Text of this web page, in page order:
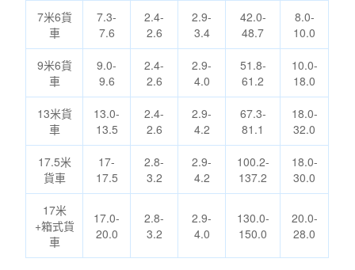
7米6貨
車
7.3-
7.6
2.4-
2.6
2.9-
3.4
42.0-
48.7
8.0-
10.0
9米6貨
車
9.0-
9.6
2.4-
2.6
2.9-
4.0
51.8-
61.2
10.0-
18.0
13米貨
車
13.0-
13.5
2.4-
2.6
2.9-
4.2
67.3-
81.1
18.0-
32.0
17.5米
貨車
17-
17.5
2.8-
3.2
2.9-
4.2
100.2-
137.2
18.0-
30.0
17米
+箱式貨
車
17.0-
20.0
2.8-
3.2
2.9-
4.0
130.0-
150.0
20.0-
28.0